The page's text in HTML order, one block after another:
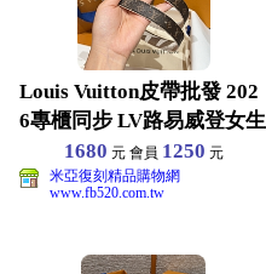
Louis Vuitton皮帶批發 202
6專櫃同步 LV路易威登女生
1680 元 會員 1250 元
米亞復刻精品購物網
www.fb520.com.tw